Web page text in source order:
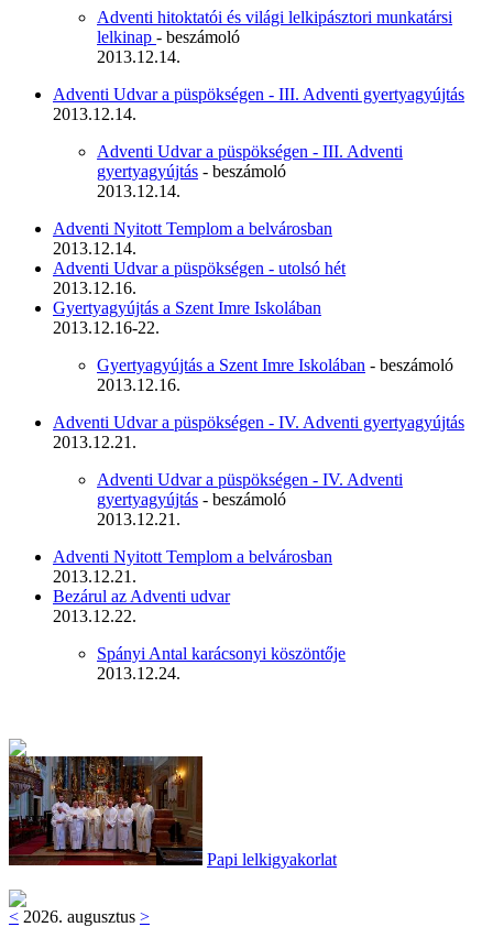
Adventi hitoktatói és világi lelkipásztori munkatársi
lelkinap - beszámoló
2013.12.14.
Adventi Udvar a püspökségen - III. Adventi gyertyagyújtás
2013.12.14.
Adventi Udvar a püspökségen - III. Adventi
gyertyagyújtás - beszámoló
2013.12.14.
Adventi Nyitott Templom a belvárosban
2013.12.14.
Adventi Udvar a püspökségen - utolsó hét
2013.12.16.
Gyertyagyújtás a Szent Imre Iskolában
2013.12.16-22.
Gyertyagyújtás a Szent Imre Iskolában - beszámoló
2013.12.16.
Adventi Udvar a püspökségen - IV. Adventi gyertyagyújtás
2013.12.21.
Adventi Udvar a püspökségen - IV. Adventi
gyertyagyújtás - beszámoló
2013.12.21.
Adventi Nyitott Templom a belvárosban
2013.12.21.
Bezárul az Adventi udvar
2013.12.22.
Spányi Antal karácsonyi köszöntője
2013.12.24.
Papi lelkigyakorlat
< 2026. augusztus >